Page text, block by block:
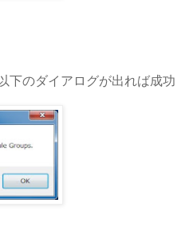
下のダイアログが出れば成功